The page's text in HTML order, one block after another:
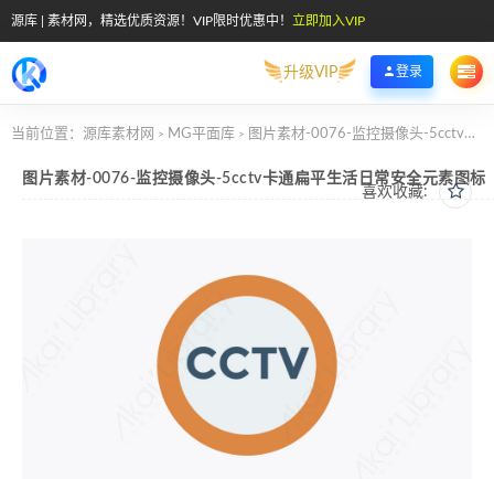
源库 | 素材网，精选优质资源！VIP限时优惠中！ 立即加入VIP
升级VIP 登录
当前位置： 源库素材网 > MG平面库 > 图片素材-0076-监控摄像头-5cctv卡通扁平生活日常安全元素图标
喜欢收藏:
图片素材-0076-监控摄像头-5cctv卡通扁平生活日常安全元素图标